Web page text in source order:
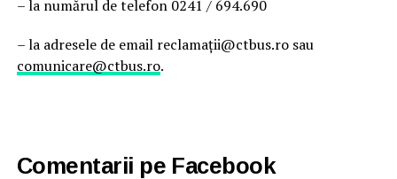
– la numărul de telefon 0241 / 694.690
– la adresele de email reclamații@ctbus.ro sau
comunicare@ctbus.ro.
Comentarii pe Facebook